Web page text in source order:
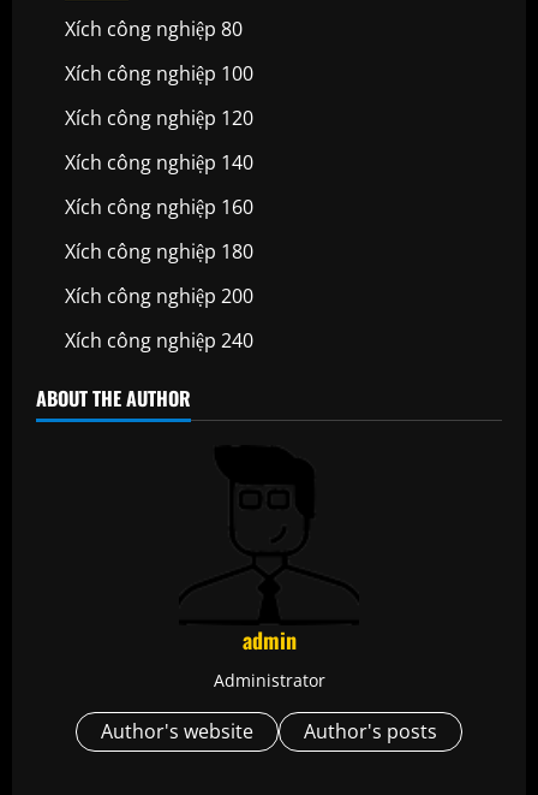
Xích công nghiệp 80
Xích công nghiệp 100
Xích công nghiệp 120
Xích công nghiệp 140
Xích công nghiệp 160
Xích công nghiệp 180
Xích công nghiệp 200
Xích công nghiệp 240
ABOUT THE AUTHOR
admin
Administrator
Author's website Author's posts